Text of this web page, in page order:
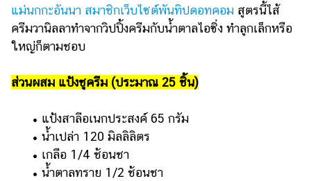
แม่นกกะอันนา สมาชิกเว็บไซต์พันทิปดอทคอม สูตรนี้ไส้
ครีมวานิลลาทำจากวิปปิ้งครีมกับน้ำตาลไอซิ่ง ทำลูกเล็กหรือ
ใหญ่ก็ตามชอบ
ส่วนผสม แป้งชูครีม (ประมาณ 25 ชิ้น)
• แป้งสาลีอเนกประสงค์ 65 กรัม
• น้ำเปล่า 120 มิลลิลิตร
• เกลือ 1/4 ช้อนชา
• น้ำตาลทราย 1/2 ช้อนชา